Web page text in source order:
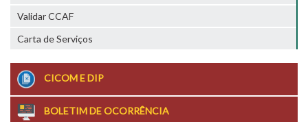
Validar CCAF
Carta de Serviços
CICOM E DIP
BOLETIM DE OCORRÊNCIA